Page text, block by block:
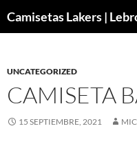
UNCATEGORIZED
CAMISETA
15 SEPTIEMBRE, 2021